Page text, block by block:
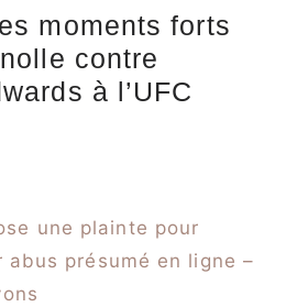
moments forts
contre
à l’UFC
une plainte pour
présumé en ligne –